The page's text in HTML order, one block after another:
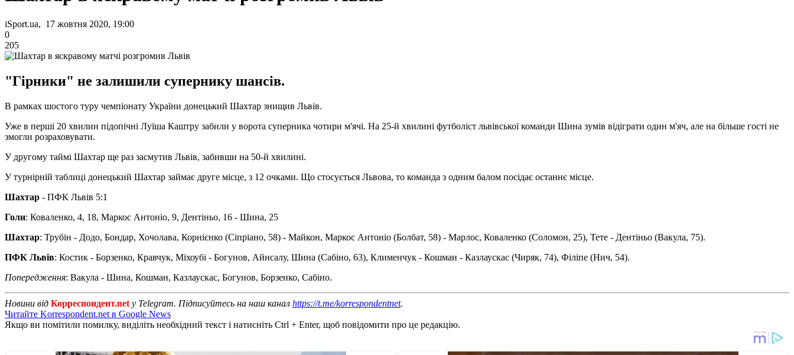
iSport.ua, 17 жовтня 2020, 19:00
0
205
"Гірники" не залишили супернику шансів.
В рамках шостого туру чемпіонату України донецький Шахтар знищив Львів.
Уже в перші 20 хвилин підопічні Луїша Каштру забили у ворота суперника чотири м'ячі. На 25-й хвилині футболіст львівської команди Шина зумів відіграти один м'яч, але на більше гості не
змогли розраховувати.
У другому таймі Шахтар ще раз засмутив Львів, забивши на 50-й хвилині.
У турнірній таблиці донецький Шахтар займає друге місце, з 12 очками. Що стосується Львова, то команда з одним балом посідає останнє місце.
Шахтар - ПФК Львів 5:1
Голи: Коваленко, 4, 18, Маркос Антоніо, 9, Дентіньо, 16 - Шина, 25
Шахтар: Трубін - Додо, Бондар, Хочолава, Корнієнко (Сіпріано, 58) - Майкон, Маркос Антоніо (Болбат, 58) - Марлос, Коваленко (Соломон, 25), Тете - Дентіньо (Вакула, 75).
ПФК Львів: Костик - Борзенко, Кравчук, Міхоубі - Богунов, Айнсалу, Шина (Сабіно, 63), Клименчук - Кошман - Казлаускас (Чиряк, 74), Філіпе (Нич, 54).
Попередження: Вакула - Шина, Кошман, Казлаускас, Богунов, Борзенко, Сабіно.
Новини від Корреспондент.net у Telegram. Підписуйтесь на наш канал https://t.me/korrespondentnet.
Читайте Korrespondent.net в Google News
Якщо ви помітили помилку, виділіть необхідний текст і натисніть Ctrl + Enter, щоб повідомити про це редакцію.